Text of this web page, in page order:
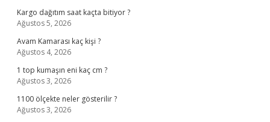
Kargo dağıtım saat kaçta bitiyor ?
Ağustos 5, 2026
Avam Kamarası kaç kişi ?
Ağustos 4, 2026
1 top kumaşın eni kaç cm ?
Ağustos 3, 2026
1100 ölçekte neler gösterilir ?
Ağustos 3, 2026